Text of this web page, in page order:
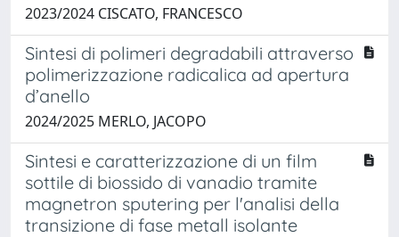
2023/2024 CISCATO, FRANCESCO
Sintesi di polimeri degradabili attraverso
polimerizzazione radicalica ad apertura
d’anello
2024/2025 MERLO, JACOPO
Sintesi e caratterizzazione di un film
sottile di biossido di vanadio tramite
magnetron sputering per l'analisi della
transizione di fase metall isolante